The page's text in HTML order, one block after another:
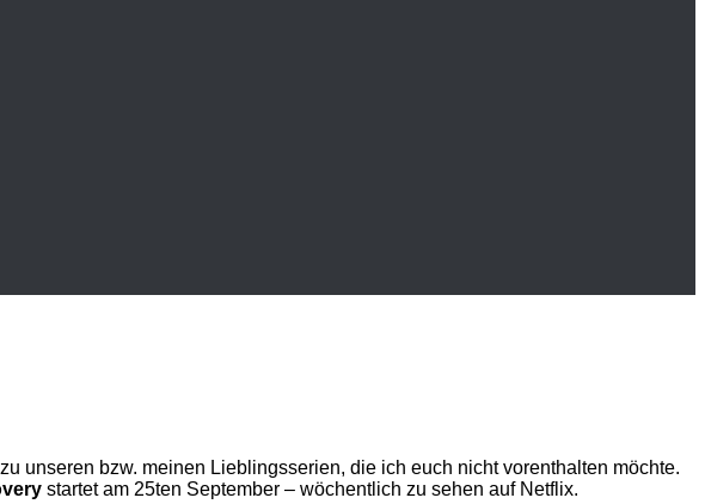
unseren bzw. meinen Lieblingsserien, die ich euch nicht vorenthalten möchte.
startet am 25ten September – wöchentlich zu sehen auf Netflix.